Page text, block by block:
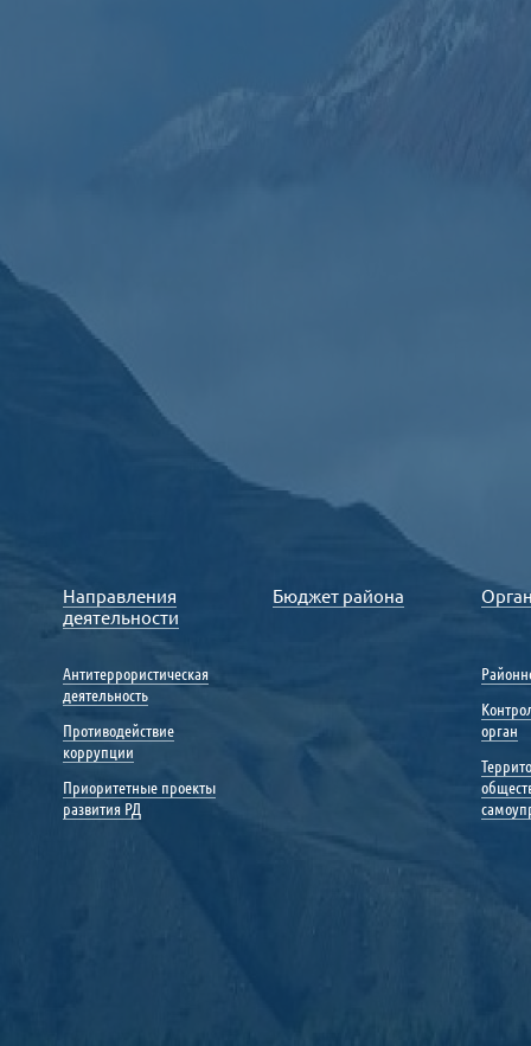
Направления
деятельности
Антитеррористическая
деятельность
Противодействие
коррупции
Приоритетные проекты
развития РД
Бюджет района
орган